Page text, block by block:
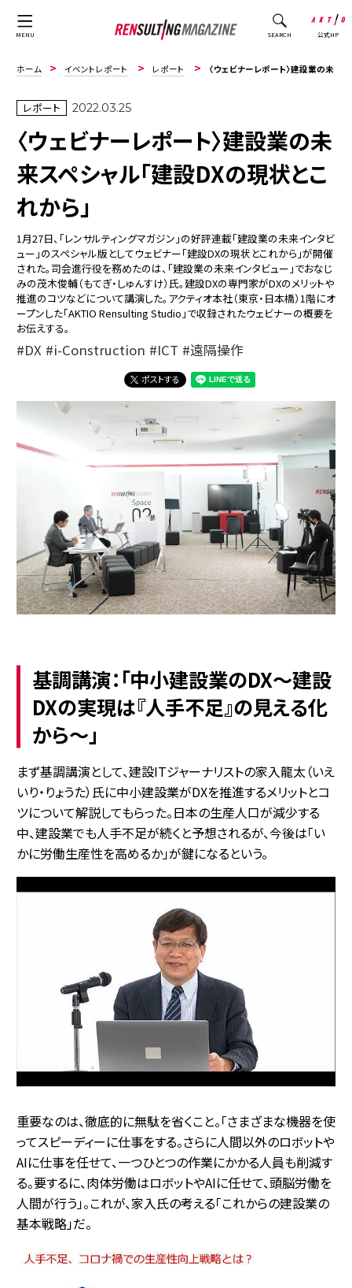
MENU SEARCH 公式HP
ホーム イベントレポート レポート 〈ウェビナーレポート〉建設業の未来スペシャル「建設DXの現状とこれから」
レポート 2022.03.25
〈ウェビナーレポート〉建設業の未
来スペシャル「建設DXの現状とこ
れから」
1月27日、「レンサルティングマガジン」の好評連載「建設業の未来インタビ
ュー」のスペシャル版としてウェビナー「建設DXの現状とこれから」が開催
された。司会進行役を務めたのは、「建設業の未来インタビュー」でおなじ
みの茂木俊輔（もてぎ・しゅんすけ）氏。建設DXの専門家がDXのメリットや
推進のコツなどについて講演した。アクティオ本社（東京・日本橋）1階にオ
ープンした「AKTIO Rensulting Studio」で収録されたウェビナーの概要を
お伝えする。
DX i-Construction ICT 遠隔操作
ポストする
基調講演：「中小建設業のDX～建設
DXの実現は『人手不足』の見える化
から～」
まず基調講演として、建設ITジャーナリストの家入龍太（いえ
いり・りょうた）氏に中小建設業がDXを推進するメリットとコ
ツについて解説してもらった。日本の生産人口が減少する
中、建設業でも人手不足が続くと予想されるが、今後は「い
かに労働生産性を高めるか」が鍵になるという。
重要なのは、徹底的に無駄を省くこと。「さまざまな機器を使
ってスピーディーに仕事をする。さらに人間以外のロボットや
AIに仕事を任せて、一つひとつの作業にかかる人員も削減す
る。要するに、肉体労働はロボットやAIに任せて、頭脳労働を
人間が行う」。これが、家入氏の考える「これからの建設業の
基本戦略」だ。